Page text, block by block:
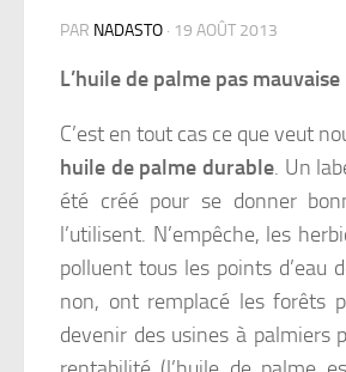
PAR NADASTO · 19 AOÛT 2013
L’huile de palme pas
C’est en tout cas ce que veut
huile de palme durable. Un
été créé pour se donner
l’utilisent. N’empêche, les
polluent tous les points d’eau
non, ont remplacé les forêts
devenir des usines à palmiers